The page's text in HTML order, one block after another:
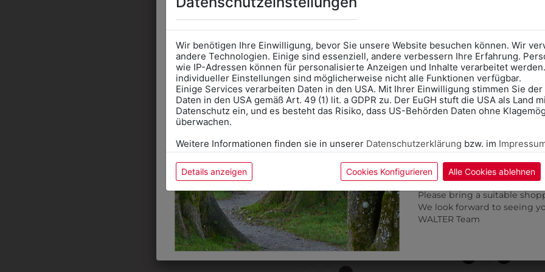
+
Wir benötigen Ihre Einwilligung, bevor Sie unsere Website besuchen können. Wir
andere Technologien. Einige sind essenziell, andere verbessern Ihre Erfahrung.
wie IP-Adressen können für personalisierte Anzeigen und Inhalte verarbeitet
individueller Einstellungen sind möglicherweise nicht alle Funktionen verfügbar.
Einige Services verarbeiten Daten in den USA. Mit Ihrer Einwilligung stimmen Sie
Daten in den USA gemäß Art. 49 (1) lit. a GDPR zu. Der EuGH stuft die USA als Land
Datenschutz ein, und es besteht das Risiko, dass US-Behörden Daten ohne
überwachen.
Weitere Informationen finden sie in unserer Datenschutzerklärung bzw. im
Details anzeigen Cookies Konfigurieren Alle Cookies ablehnen
AnprobeVorort im
das Kalendersymbol.
Ohne Termin kann es zu
Bitte nehmen Sie eine
für Ihren Einkauf mit.
Wir freuen uns - Das
correct school.
calendar icon.
Without an appointment,
Please bring a suitable
We look forward to seeing
WALTER Team